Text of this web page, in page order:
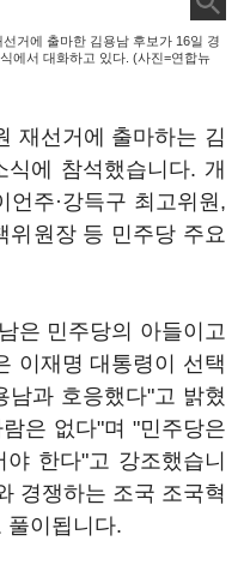
거에 출마한 김용남 후보가 16일 경
에서 대화하고 있다. (사진=연합뉴
재선거에 출마하는 김
에 참석했습니다. 개
주·강득구 최고위원,
위원장 등 민주당 주요
은 민주당의 아들이고
이재명 대통령이 선택
남과 호응했다"고 밝혔
은 없다"며 "민주당은
한다"고 강조했습니
경쟁하는 조국 조국혁
풀이됩니다.